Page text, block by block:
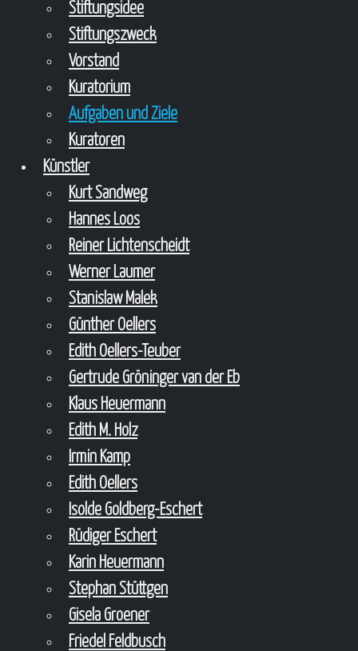
Stiftungsidee
Stiftungszweck
Vorstand
Kuratorium
Aufgaben und Ziele
Kuratoren
Künstler
Kurt Sandweg
Hannes Loos
Reiner Lichtenscheidt
Werner Laumer
Stanislaw Malek
Günther Oellers
Edith Oellers-Teuber
Gertrude Gröninger van der Eb
Klaus Heuermann
Edith M. Holz
Irmin Kamp
Edith Oellers
Isolde Goldberg-Eschert
Rüdiger Eschert
Karin Heuermann
Stephan Stüttgen
Gisela Groener
Friedel Feldbusch